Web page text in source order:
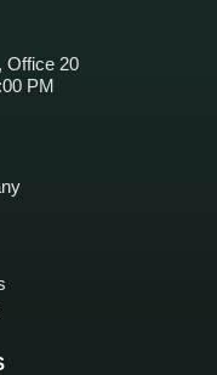
Office 20
PM